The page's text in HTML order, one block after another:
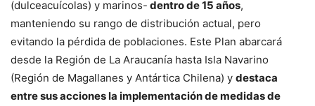
(dulceacuícolas) y marinos- dentro de 15 años,
manteniendo su rango de distribución actual, pero
evitando la pérdida de poblaciones. Este Plan abarcará
desde la Región de La Araucanía hasta Isla Navarino
(Región de Magallanes y Antártica Chilena) y destaca
entre sus acciones la implementación de medidas de